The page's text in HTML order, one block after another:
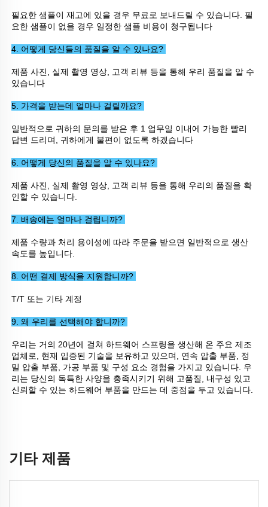
필요한 샘플이 재고에 있을 경우 무료로 보내드릴 수 있습니다. 필
요한 샘플이 없을 경우 일정한 샘플 비용이 청구됩니다
4. 어떻게 당신들의 품질을 알 수 있나요?
제품 사진, 실제 촬영 영상, 고객 리뷰 등을 통해 우리 품질을 알 수
있습니다
5. 가격을 받는데 얼마나 걸릴까요?
일반적으로 귀하의 문의를 받은 후 1 업무일 이내에 가능한 빨리
답변 드리며, 귀하에게 불편이 없도록 하겠습니다
6. 어떻게 당신의 품질을 알 수 있나요?
제품 사진, 실제 촬영 영상, 고객 리뷰 등을 통해 우리의 품질을 확
인할 수 있습니다.
7. 배송에는 얼마나 걸립니까?
제품 수량과 처리 용이성에 따라 주문을 받으면 일반적으로 생산
속도를 높입니다.
8. 어떤 결제 방식을 지원합니까?
T/T 또는 기타 계정
9. 왜 우리를 선택해야 합니까?
우리는 거의 20년에 걸쳐 하드웨어 스프링을 생산해 온 주요 제조
업체로, 현재 입증된 기술을 보유하고 있으며, 연속 압출 부품, 정
밀 압출 부품, 가공 부품 및 구성 요소 경험을 가지고 있습니다. 우
리는 당신의 독특한 사양을 충족시키기 위해 고품질, 내구성 있고
신뢰할 수 있는 하드웨어 부품을 만드는 데 중점을 두고 있습니다.
기타 제품